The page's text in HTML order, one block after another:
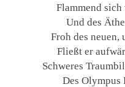
Flammend
Und des
Froh des neuen,
Fließt er
Schweres
Des Olympus